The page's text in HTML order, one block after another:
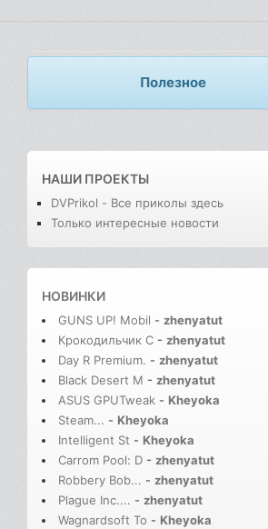
Полезное
НАШИ ПРОЕКТЫ
DVPrikol - Все приколы здесь
Только интересные новости
НОВИНКИ
GUNS UP! Mobil - zhenyatut
Крокодильчик С - zhenyatut
Day R Premium. - zhenyatut
Black Desert M - zhenyatut
ASUS GPUTweak - Kheyoka
Steam... - Kheyoka
Intelligent St - Kheyoka
Carrom Pool: D - zhenyatut
Robbery Bob... - zhenyatut
Plague Inc.... - zhenyatut
Wagnardsoft To - Kheyoka